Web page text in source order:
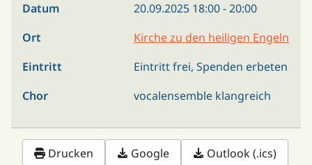
Datum
20.09.2025 18:00-20:00
Ort
Kirche zu den heiligen Engeln
Eintritt
Eintritt frei, Spenden erbeten
Chor
vocalensemble klangreich
Drucken Google Outlook (.ics)